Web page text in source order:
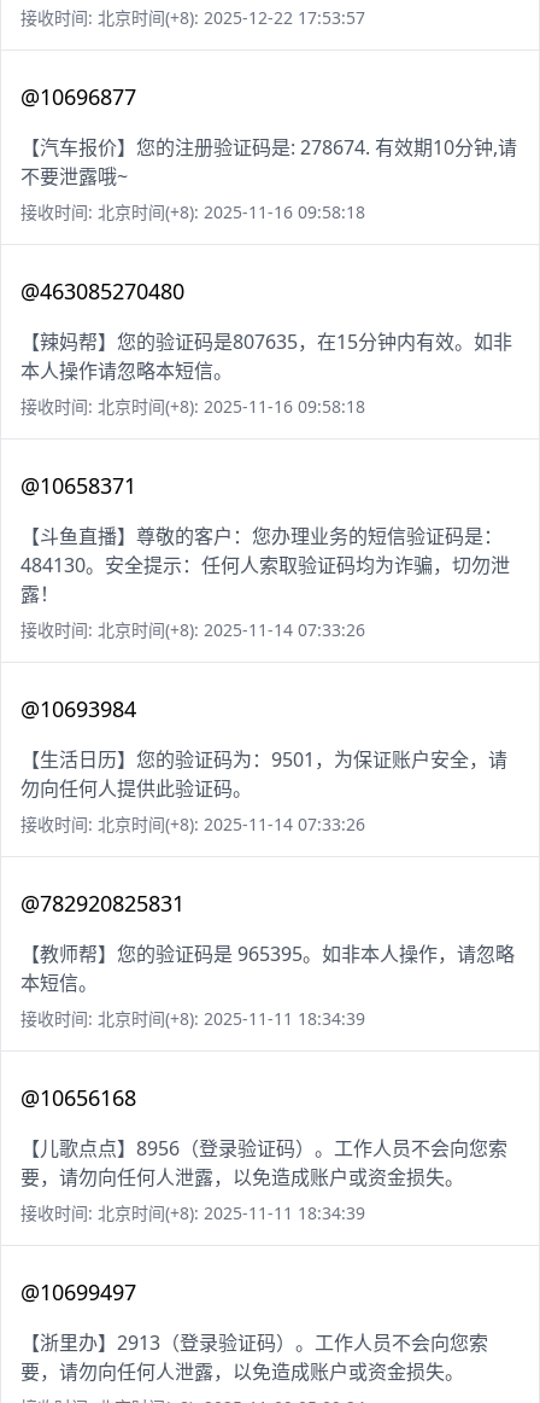
接收时间: 北京时间(+8): 2025-12-22 17:53:57
@10696877
【汽车报价】您的注册验证码是: 278674. 有效期10分钟,请
不要泄露哦~
接收时间: 北京时间(+8): 2025-11-16 09:58:18
@463085270480
【辣妈帮】您的验证码是807635，在15分钟内有效。如非
本人操作请忽略本短信。
接收时间: 北京时间(+8): 2025-11-16 09:58:18
@10658371
【斗鱼直播】尊敬的客户：您办理业务的短信验证码是：
484130。安全提示：任何人索取验证码均为诈骗，切勿泄
露！
接收时间: 北京时间(+8): 2025-11-14 07:33:26
@10693984
【生活日历】您的验证码为：9501，为保证账户安全，请
勿向任何人提供此验证码。
接收时间: 北京时间(+8): 2025-11-14 07:33:26
@782920825831
【教师帮】您的验证码是 965395。如非本人操作，请忽略
本短信。
接收时间: 北京时间(+8): 2025-11-11 18:34:39
@10656168
【儿歌点点】8956（登录验证码）。工作人员不会向您索
要，请勿向任何人泄露，以免造成账户或资金损失。
接收时间: 北京时间(+8): 2025-11-11 18:34:39
@10699497
【浙里办】2913（登录验证码）。工作人员不会向您索
要，请勿向任何人泄露，以免造成账户或资金损失。